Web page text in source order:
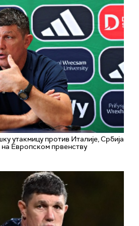
утакмицу против Италије, Србија
Европском првенству